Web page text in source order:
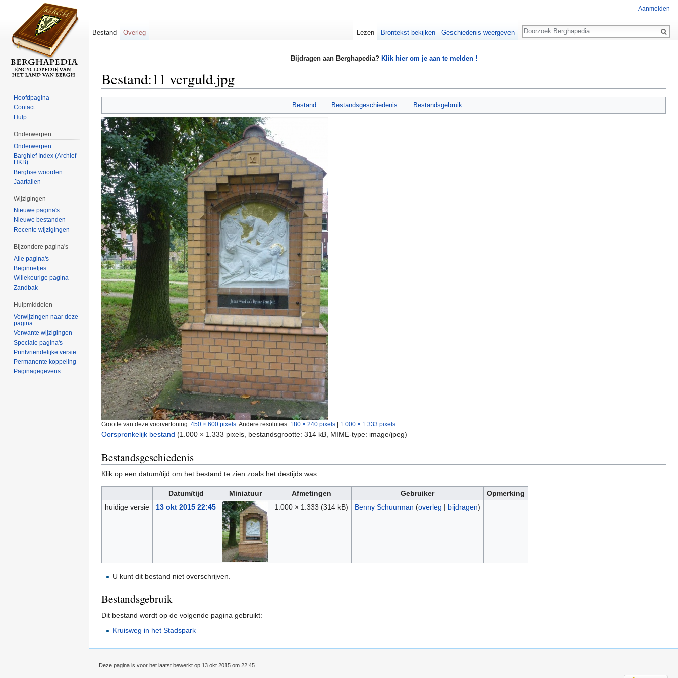
Bijdragen aan Berghapedia? Klik hier om je aan te melden !
Bestand:11 verguld.jpg
Bestand Bestandsgeschiedenis Bestandsgebruik
Grootte van deze voorvertoning: 450 × 600 pixels Andere resoluties: 180 × 240 pixels | 1.000 × 1.333 pixels
Oorspronkelijk bestand (1.000 × 1.333 pixels, bestandsgrootte: 314 kB, MIME-type: image/jpeg)
Bestandsgeschiedenis
Klik op een datum/tijd om het bestand te zien zoals het destijds was.
Datum/tijd Miniatuur Afmetingen Gebruiker
Opmerking
huidige versie
13 okt 2015 22:45 1.000 × 1.333 (314 kB) Benny Schuurman (overleg | bijdragen)
U kunt dit bestand niet overschrijven.
Bestandsgebruik
Dit bestand wordt op de volgende pagina gebruikt:
Kruisweg in het Stadspark
Aanmelden
Bestand Overleg Lezen Brontekst bekijken Geschiedenis weergeven
Zoeken
Hoofdpagina
Contact
Hulp
Onderwerpen
Onderwerpen
Barghief Index (Archief
HKB)
Berghse woorden
Jaartallen
Wijzigingen
Nieuwe pagina's
Nieuwe bestanden
Recente wijzigingen
Bijzondere pagina's
Alle pagina's
Beginnetjes
Willekeurige pagina
Zandbak
Hulpmiddelen
Verwijzingen naar deze
pagina
Verwante wijzigingen
Speciale pagina's
Printvriendelijke versie
Permanente koppeling
Paginagegevens
Deze pagina is voor het laatst bewerkt op 13 okt 2015 om 22:45.